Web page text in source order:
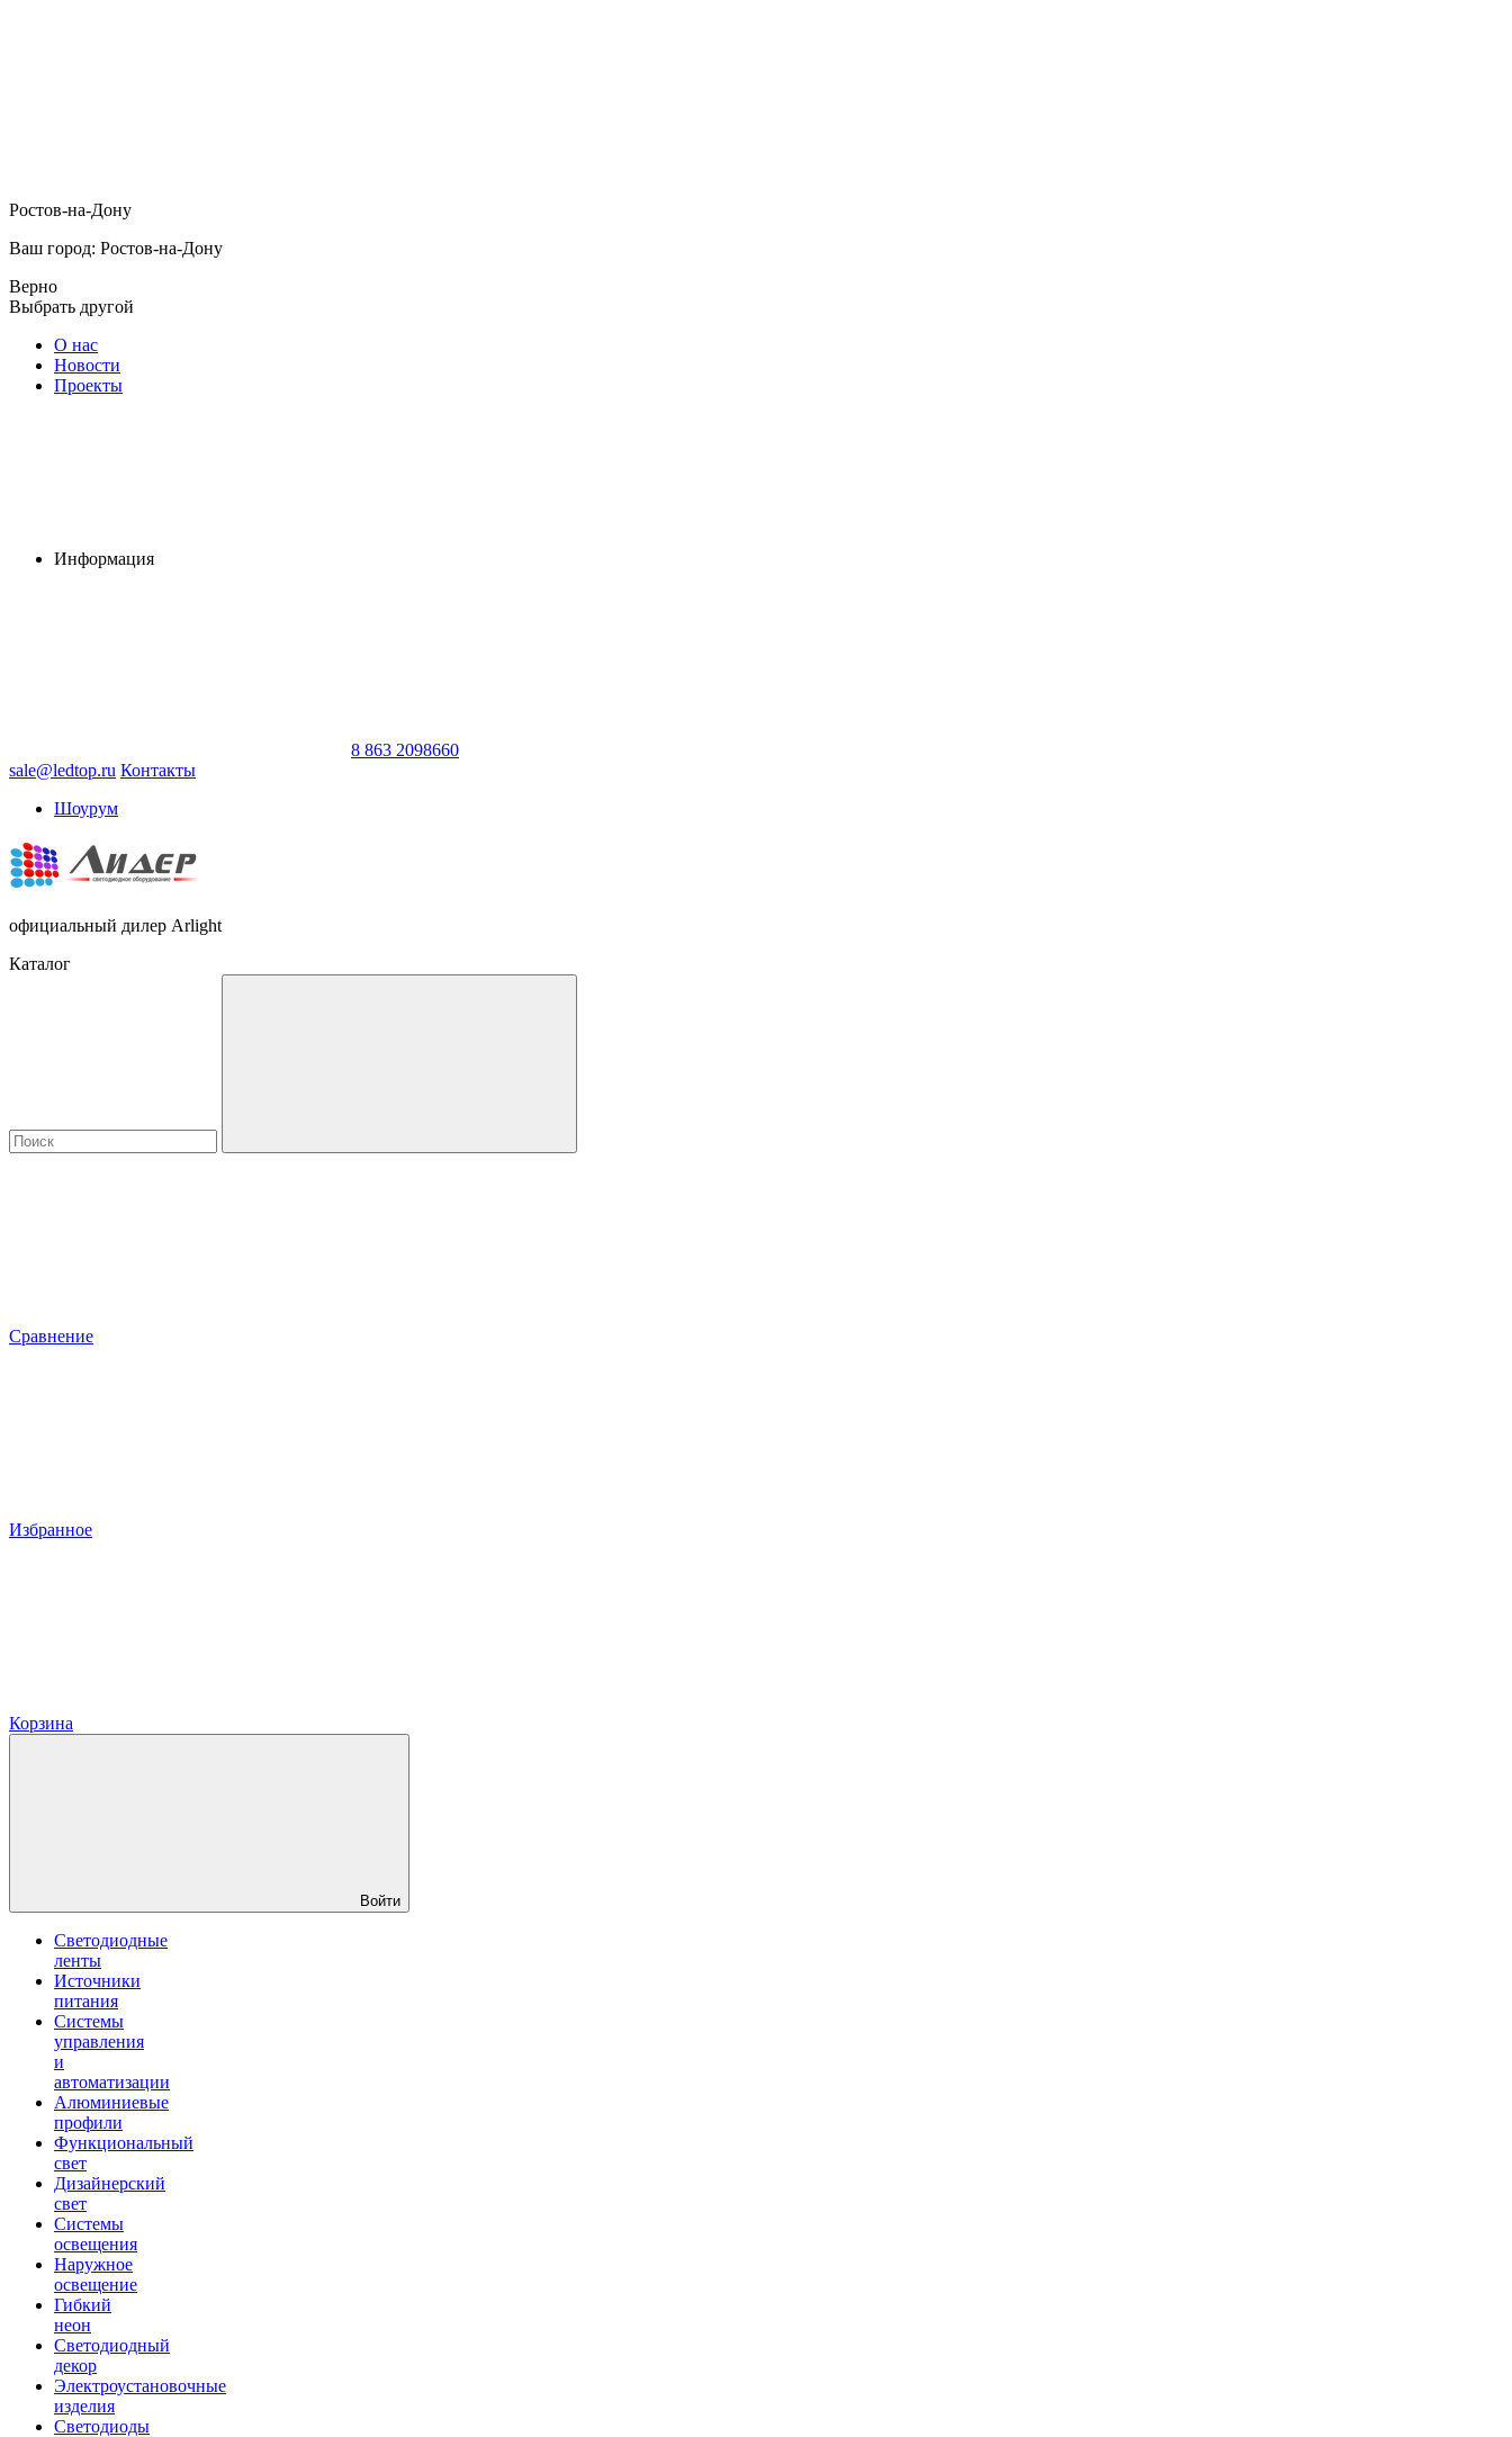
Ростов-на-Дону
Ваш город: Ростов-на-Дону
Верно
Выбрать другой
О нас
Новости
Проекты
Информация
8 863 2098660
sale@ledtop.ru Контакты
Шоурум
официальный дилер Arlight
Каталог
Сравнение
Избранное
Корзина
Войти
Светодиодные
ленты
Источники
питания
Системы
управления
и
автоматизации
Алюминиевые
профили
Функциональный
свет
Дизайнерский
свет
Системы
освещения
Наружное
освещение
Гибкий
неон
Светодиодный
декор
Электроустановочные
изделия
Светодиоды